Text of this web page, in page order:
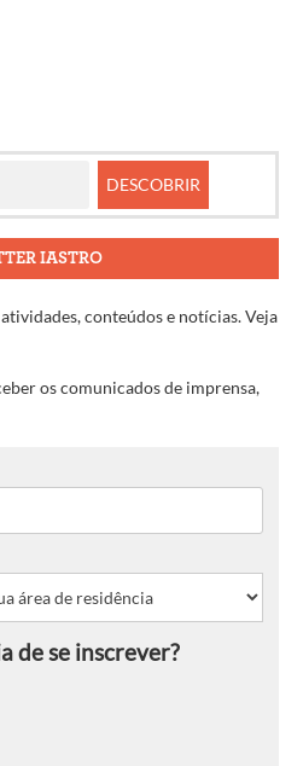
IASTRO
atividades, conteúdos e notícias. Veja
os comunicados de imprensa,